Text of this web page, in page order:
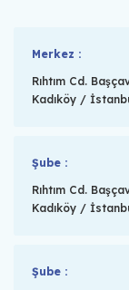
Merkez :
Rıhtım Cd.
Kadıköy /
Şube :
Rıhtım Cd.
Kadıköy /
Şube :